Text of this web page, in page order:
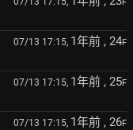
07/13 17:15, 1年前 , 24F
07/13 17:15, 1年前 , 25F
07/13 17:15, 1年前 , 26F